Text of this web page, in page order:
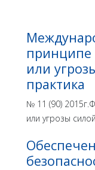
или
практика
№ 11 (90)
или угрозы